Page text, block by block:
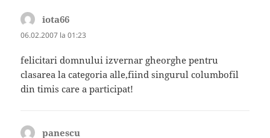
iota66
06.02.2007 la 01:23
felicitari domnului izvernar gheorghe pentru
clasarea la categoria alle,fiind singurul columbofil
din timis care a participat!
panescu